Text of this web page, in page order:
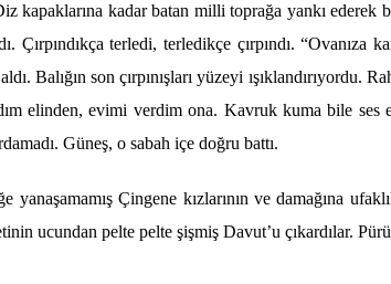
kapaklarına kadar batan milli toprağa yankı ederek
Çırpındıkça terledi, terledikçe çırpındı.“Ovanıza
Balığın son çırpınışları yüzeyi ışıklandırıyordu.
elinden, evimi verdim ona. Kavruk kuma bile ses
Güneş, o sabah içe doğru battı.
Çingene kızlarının ve damağına
ucundan pelte pelte şişmiş Davut’u çıkardılar.